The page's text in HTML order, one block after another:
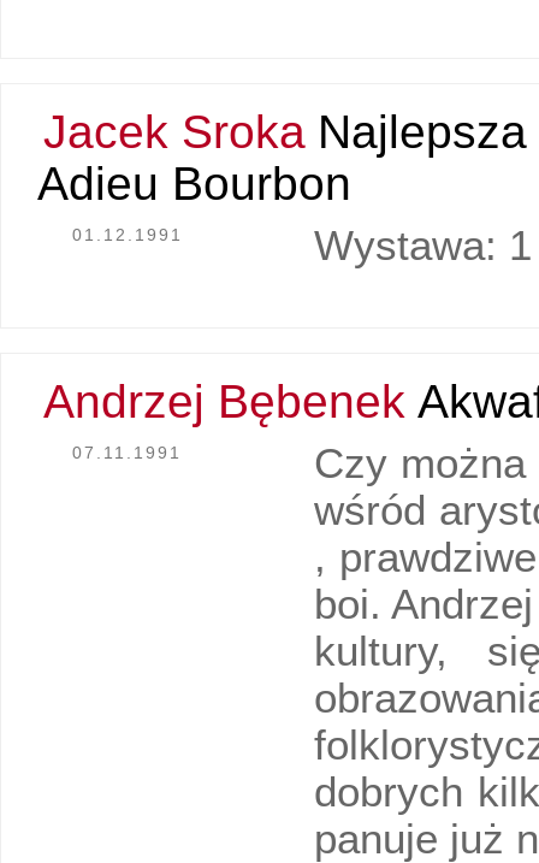
Jacek Sroka
Adieu Bourbon
01.12.1991 Wystawa:
Andrzej Bębenek
07.11.1991
Czy można
wśród
,
boi.
kultury,
dobrych
panuje już